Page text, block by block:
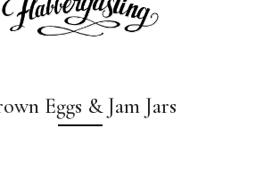
Eggs & Jam Jars